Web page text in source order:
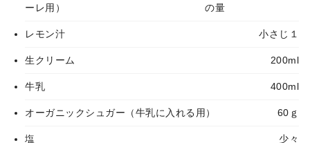
ーレ用）
の量
レモン汁 小さじ１
生クリーム 200ml
牛乳 400ml
オーガニックシュガー（牛乳に入れる用） 60ｇ
塩 少々